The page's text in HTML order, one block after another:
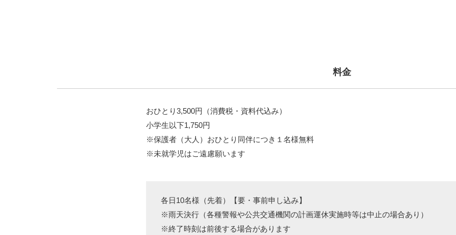
料金
おひとり3,500円（消費税・資料代込み）
小学生以下1,750円
※保護者（大人）おひとり同伴につき１名様無料
※未就学児はご遠慮願います
各日10名様（先着）【要・事前申し込み】
※雨天決行（各種警報や公共交通機関の計画運休実施時等は中止の場合あり）
※終了時刻は前後する場合があります